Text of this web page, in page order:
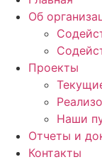
Об
Проекты
Наши
Отчеты и
Контакты